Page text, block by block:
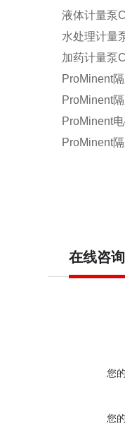
液体计量泵
水处理计量
加药计量泵
ProMinent
ProMinent
ProMinent
ProMinent
在线咨询
您
您